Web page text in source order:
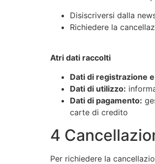
Disiscriversi dalla
Richiedere la
Atri dati raccolti
Dati di registrazione
Dati di utilizzo:
Dati di pagamento:
carte di credito
4
Per richiedere la